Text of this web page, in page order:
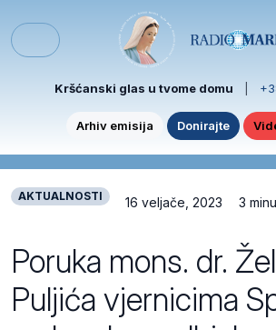
Menu
Kršćanski glas u tvome domu
Arhiv emisija Donirajte
AKTUALNOSTI 16 veljače, 2023 3
Poruka mons. dr.
Puljića vjernicima